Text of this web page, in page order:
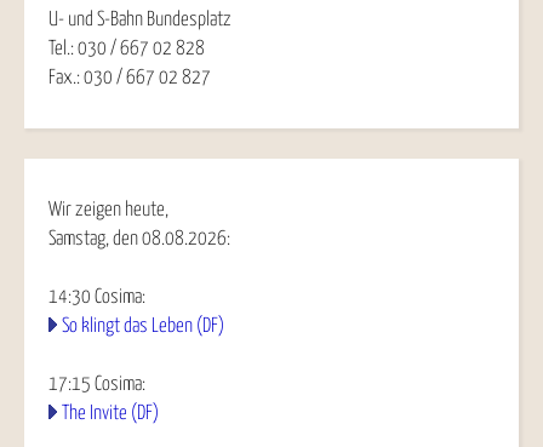
U- und S-Bahn Bundesplatz
Tel.: 030 / 667 02 828
Fax.: 030 / 667 02 827
Wir zeigen heute,
Samstag, den 08.08.2026:
14:30 Cosima:
So klingt das Leben (DF)
17:15 Cosima:
The Invite (DF)